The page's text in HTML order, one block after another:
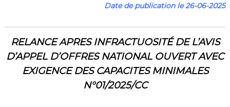
Date de publication le 26-06-2025
RELANCE APRES INFRACTUOSITÉ DE L’AVIS
D’APPEL D’OFFRES NATIONAL OUVERT AVEC
EXIGENCE DES CAPACITES MINIMALES
N°01/2025/CC